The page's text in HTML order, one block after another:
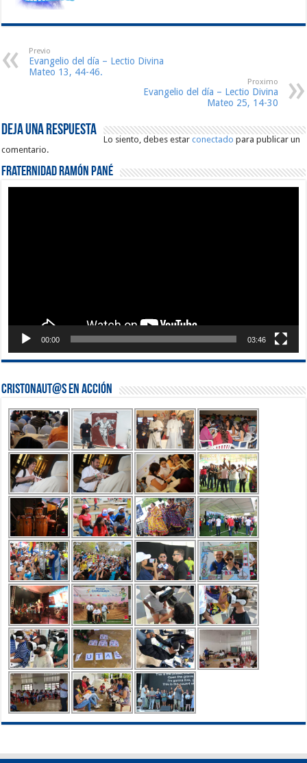
Previo
Evangelio del día – Lectio Divina
Mateo 13, 44-46.
Proximo
Evangelio del día – Lectio Divina
Mateo 25, 14-30
Deja una respuesta
Lo siento, debes estarconectado para publicar un
comentario.
Fraternidad Ramón Pané
00:00 03:46
Cristonaut@s en Acción